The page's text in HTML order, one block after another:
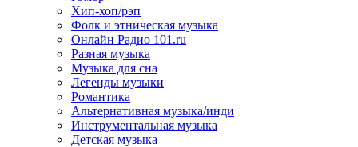
Хип-хоп/рэп
Фолк и этническая музыка
Онлайн Радио 101.ru
Разная музыка
Музыка для сна
Легенды музыки
Романтика
Альтернативная музыка/инди
Инструментальная музыка
Детская музыка